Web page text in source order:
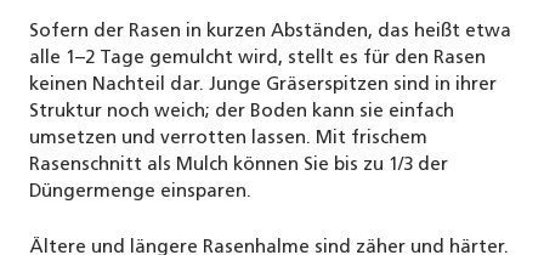
Sofern der Rasen in kurzen Abständen, das heißt etwa
alle 1–2 Tage gemulcht wird, stellt es für den Rasen
keinen Nachteil dar. Junge Gräserspitzen sind in ihrer
Struktur noch weich; der Boden kann sie einfach
umsetzen und verrotten lassen. Mit frischem
Rasenschnitt als Mulch können Sie bis zu 1/3 der
Düngermenge einsparen.
Ältere und längere Rasenhalme sind zäher und härter.